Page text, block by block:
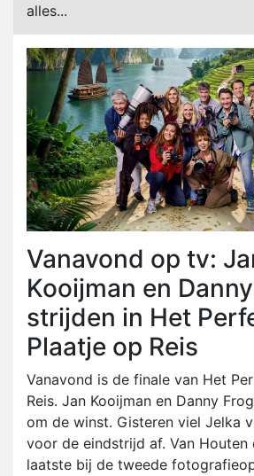
alles...
Vanavond op tv:
Kooijman en
strijden in Het
Plaatje op Reis
Vanavond is de finale van Het
Reis. Jan Kooijman en Danny
om de winst. Gisteren viel Jelka
voor de eindstrijd af. Van Houten
laatste bij de tweede